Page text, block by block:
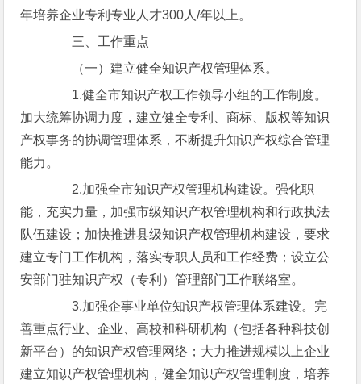
年培养企业专利专业人才300人/年以上。
三、工作重点
（一）建立健全知识产权管理体系。
1.健全市知识产权工作领导小组的工作制度。
加大统筹协调力度，建立健全专利、商标、版权等知识
产权事务的协调管理体系，不断提升知识产权综合管理
能力。
2.加强全市知识产权管理机构建设。强化职
能，充实力量，加强市级知识产权管理机构和行政执法
队伍建设；加快推进县级知识产权管理机构建设，要求
建立专门工作机构，落实专职人员和工作经费；设立公
安部门驻知识产权（专利）管理部门工作联络室。
3.加强企事业单位知识产权管理体系建设。完
善重点行业、企业、高校和科研机构（包括各种科技创
新平台）的知识产权管理网络；大力推进规模以上企业
建立知识产权管理机构，健全知识产权管理制度，培养